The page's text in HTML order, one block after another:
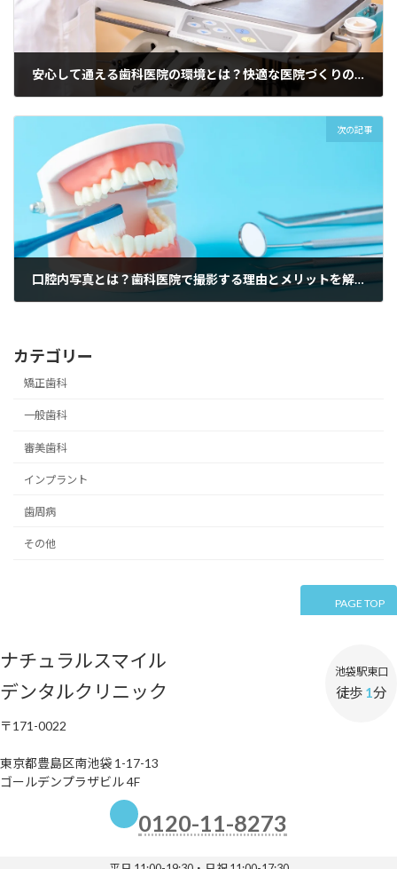
安心して通える歯科医院の環境とは？快適な医院づくりのポイント
次の記事
口腔内写真とは？歯科医院で撮影する理由とメリットを解説
カテゴリー
矯正歯科
一般歯科
審美歯科
インプラント
歯周病
その他
PAGE TOP
ナチュラルスマイル
デンタルクリニック
〒171-0022
東京都豊島区南池袋 1-17-13
ゴールデンプラザビル 4F
池袋駅東口
徒歩 1分
0120-11-8273